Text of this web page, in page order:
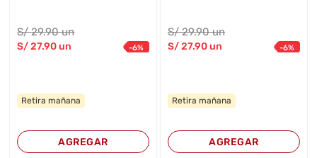
S/29.90 un
S/27.90 un -6%
Retira mañana
AGREGAR
S/29.90 un
S/27.90un -6%
Retira mañana
AGREGAR